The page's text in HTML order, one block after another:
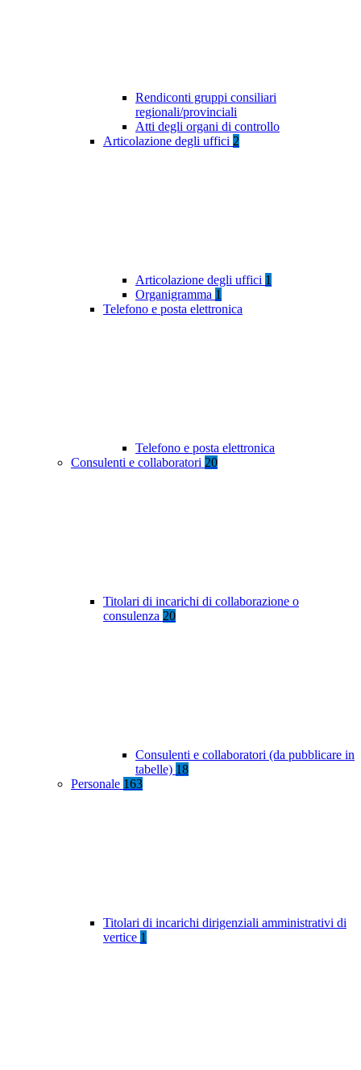
Rendiconti gruppi consiliari
regionali/provinciali
Atti degli organi di controllo
Articolazione degli uffici 2
Articolazione degli uffici 1
Organigramma 1
Telefono e posta elettronica
Telefono e posta elettronica
Consulenti e collaboratori 20
Titolari di incarichi di collaborazione o
consulenza 20
Consulenti e collaboratori (da pubblicare in
tabelle) 18
Personale 163
Titolari di incarichi dirigenziali amministrativi di
vertice 1